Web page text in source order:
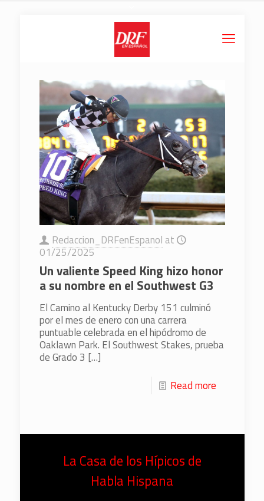
Redaccion_DRFenEspanol at
01/25/2025
Un valiente Speed King hizo honor
a su nombre en el Southwest G3
El Camino al Kentucky Derby 151 culminó
por el mes de enero con una carrera
puntuable celebrada en el hipódromo de
Oaklawn Park. El Southwest Stakes, prueba
de Grado 3 […]
Read more
La Casa de los Hípicos de
Habla Hispana